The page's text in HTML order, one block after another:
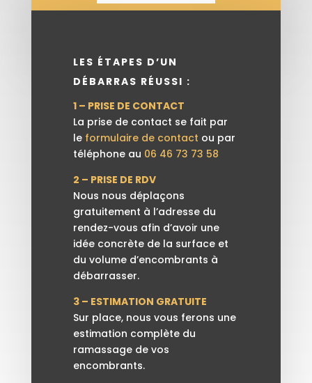
LES ÉTAPES D’UN
DÉBARRAS RÉUSSI :
1 – PRISE DE CONTACT
La prise de contact se fait par
le formulaire de contact ou par
téléphone au 06 46 73 73 58
2 – PRISE DE RDV
Nous nous déplaçons
gratuitement à l’adresse du
rendez-vous afin d’avoir une
idée concrète de la surface et
du volume d’encombrants à
débarrasser.
3 – ESTIMATION GRATUITE
Sur place, nous vous ferons une
estimation complète du
ramassage de vos
encombrants.